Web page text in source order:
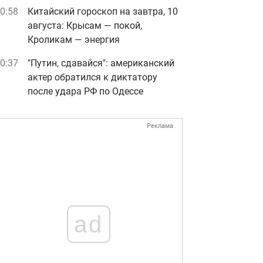
Китайский гороскоп на завтра, 10
августа: Крысам — покой,
Кроликам — энергия
"Путин, сдавайся": американский
актер обратился к диктатору
после удара РФ по Одессе
Реклама
ad